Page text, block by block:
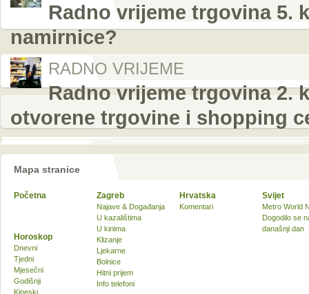
Radno vrijeme trgovina 5.
namirnice?
RADNO VRIJEME
Radno vrijeme trgovina 2.
otvorene trgovine i shopping
Mapa stranice
Početna Zagreb
Najave & Događanja
U kazalištima
U kinima
Klizanje
Ljekarne
Bolnice
Hitni prijem
Info telefoni
Hrvatska
Komentari
Svijet
Metro World
Dogodilo se
današnji dan
Horoskop
Dnevni
Tjedni
Mjesečni
Godišnji
Kineski